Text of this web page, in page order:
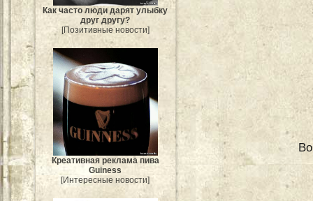
Как часто люди дарят улыбку
друг другу?
[Позитивные новости]
Креативная реклама пива
Guiness
[Интересные новости]